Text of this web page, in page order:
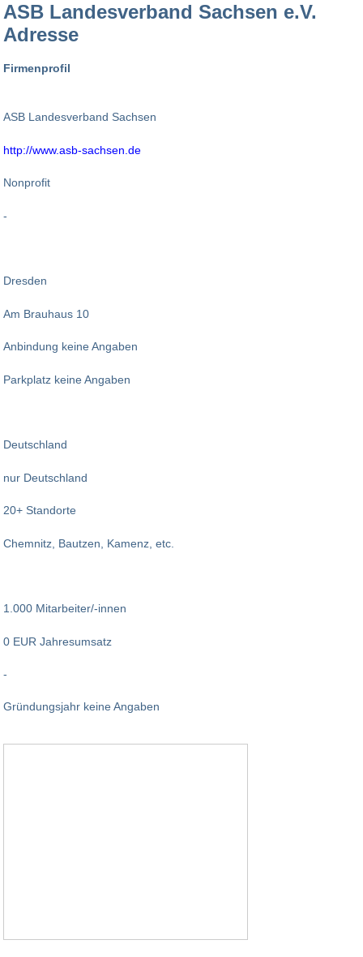
ASB Landesverband Sachsen e.V.
Adresse
Firmenprofil
ASB Landesverband Sachsen
http://www.asb-sachsen.de
Nonprofit
-
Dresden
Am Brauhaus 10
Anbindung keine Angaben
Parkplatz keine Angaben
Deutschland
nur Deutschland
20+ Standorte
Chemnitz, Bautzen, Kamenz, etc.
1.000 Mitarbeiter/-innen
0 EUR Jahresumsatz
-
Gründungsjahr keine Angaben